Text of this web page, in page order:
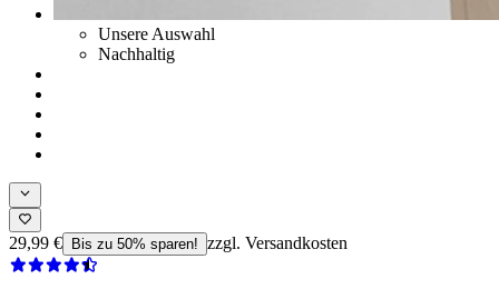
Unsere Auswahl
Nachhaltig
29,99 € Bis zu 50% sparen! zzgl. Versandkosten